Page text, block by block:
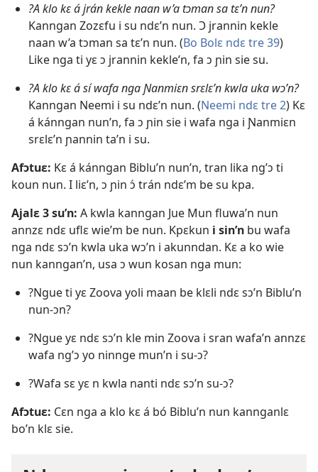
?A klo kɛ á jrán kekle naan w’a tɔman sa tɛ’n nun?
Kanngan Zozɛfu i su ndɛ’n nun. Ɔ jrannin kekle
naan w’a tɔman sa tɛ’n nun. (Bo Bolɛ ndɛ tre 39)
Like nga ti yɛ ɔ jrannin kekle’n, fa ɔ ɲin sie su.
?A klo kɛ á sí wafa nga Ɲanmiɛn srɛlɛ’n kwla uka wɔ’n?
Kanngan Neemi i su ndɛ’n nun. (Neemi ndɛ tre 2) Kɛ
á kánngan nun’n, fa ɔ ɲin sie i wafa nga i Ɲanmiɛn
srɛlɛ’n ɲannin ta’n i su.
Afɔtuɛ: Kɛ á kánngan Biblu’n nun’n, tran lika ng’ɔ ti
koun nun. I liɛ’n, ɔ ɲin ɔ́ trán ndɛ’m be su kpa.
Ajalɛ 3 su’n: A kwla kanngan Jue Mun fluwa’n nun
annzɛ ndɛ uflɛ wie’m be nun. Kpɛkun i sin’n bu wafa
nga ndɛ sɔ’n kwla uka wɔ’n i akunndan. Kɛ a ko wie
nun kanngan’n, usa ɔ wun kosan nga mun:
?Ngue ti yɛ Zoova yoli maan be klɛli ndɛ sɔ’n Biblu’n
nun-ɔn?
?Ngue yɛ ndɛ sɔ’n kle min Zoova i sran wafa’n annzɛ
wafa ng’ɔ yo ninnge mun’n i su-ɔ?
?Wafa sɛ yɛ n kwla nanti ndɛ sɔ’n su-ɔ?
Afɔtuɛ: Cɛn nga a klo kɛ á bó Biblu’n nun kannganlɛ
bo’n klɛ sie.